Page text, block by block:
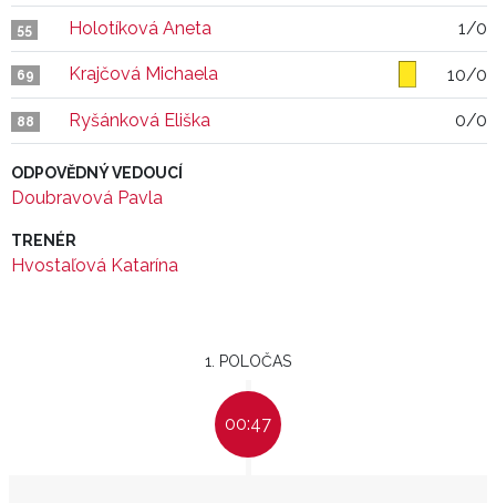
55 Holotíková Aneta 1/0
69 Krajčová Michaela 10/0
88 Ryšánková Eliška 0/0
ODPOVĚDNÝ VEDOUCÍ
Doubravová Pavla
TRENÉR
Hvostaľová Katarína
1. POLOČAS
00:47